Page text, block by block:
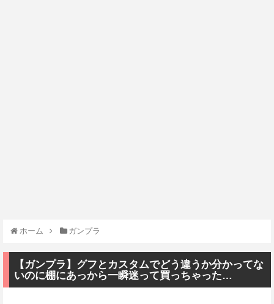
ホーム ガンプラ
【ガンプラ】グフとカスタムでどう違うか分かってな
いのに棚にあっから一瞬迷って買っちゃった…